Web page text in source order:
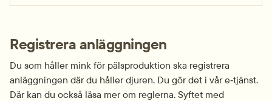
Registrera anläggningen
Du som håller mink för pälsproduktion ska registrera
anläggningen där du håller djuren. Du gör det i vår e‑tjänst.
Där kan du också läsa mer om reglerna. Syftet med